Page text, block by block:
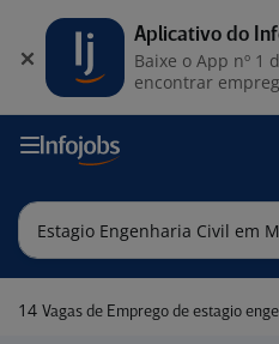
14 Vagas de Emprego de estagio
Aplicativo do
Baixe o App nº 1
encontrar